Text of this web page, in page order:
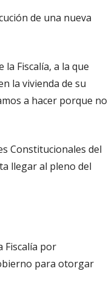
de una nueva
Fiscalía, a la que
la vivienda de su
a hacer porque no
Constitucionales del
llegar al pleno del
Fiscalía por
para otorgar